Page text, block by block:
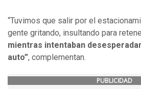
“Tuvimos que salir por el
gente gritando, insultando para
mientras intentaban
auto”, complementan.
PUBLICIDAD